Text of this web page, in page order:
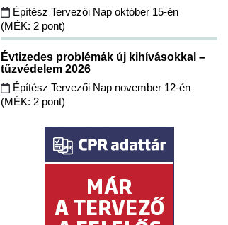
Építész Tervezői Nap október 15-én
(MÉK: 2 pont)
Évtizedes problémák új kihívásokkal –
tűzvédelem 2026
Építész Tervezői Nap november 12-én
(MÉK: 2 pont)